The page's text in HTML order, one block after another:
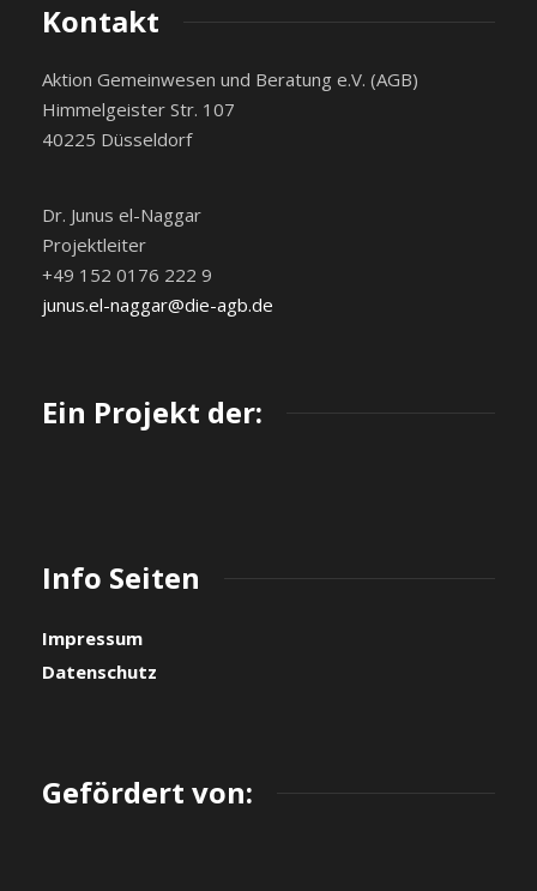
Kontakt
Aktion Gemeinwesen und Beratung e.V. (AGB)
Himmelgeister Str. 107
40225 Düsseldorf
Dr. Junus el-Naggar
Projektleiter
+49 152 0176 222 9
junus.el-naggar@die-agb.de
Ein Projekt der:
Info Seiten
Impressum
Datenschutz
Gefördert von: